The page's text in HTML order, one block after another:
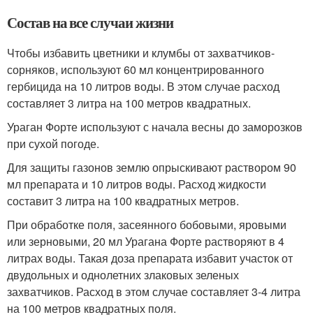
Состав на все случаи жизни
Чтобы избавить цветники и клумбы от захватчиков-
сорняков, используют 60 мл концентрированного
гербицида на 10 литров воды. В этом случае расход
составляет 3 литра на 100 метров квадратных.
Ураган Форте используют с начала весны до заморозков
при сухой погоде.
Для защиты газонов землю опрыскивают раствором 90
мл препарата и 10 литров воды. Расход жидкости
составит 3 литра на 100 квадратных метров.
При обработке поля, засеянного бобовыми, яровыми
или зерновыми, 20 мл Урагана Форте растворяют в 4
литрах воды. Такая доза препарата избавит участок от
двудольных и однолетних злаковых зеленых
захватчиков. Расход в этом случае составляет 3-4 литра
на 100 метров квадратных поля.